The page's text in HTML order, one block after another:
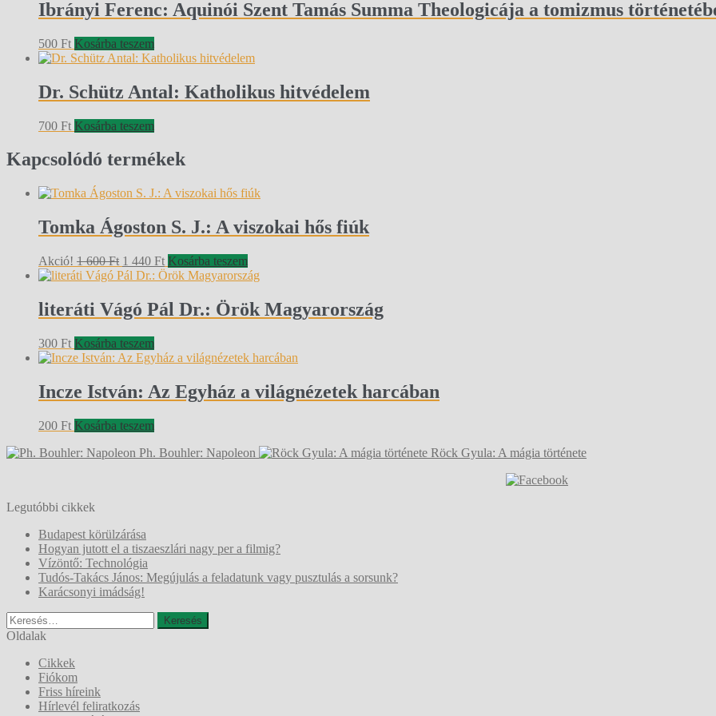
Ibrányi Ferenc: Aquinói Szent Tamás Summa Theologicája a tomizmus
500 Ft Kosárba teszem
Dr. Schütz Antal: Katholikus hitvédelem
700 Ft Kosárba teszem
Kapcsolódó termékek
Tomka Ágoston S. J.: A viszokai hős fiúk
Akció! 1 600Ft Original
price
600 Ft.
1 440 FtCurrent
price
1
440 Ft.
Kosárba teszem
literáti Vágó Pál Dr.: Örök Magyarország
300 Ft Kosárba teszem
Incze István: Az Egyház a világnézetek harcában
200 Ft Kosárba teszem
Ph. Bouhler: Napoleon
Röck Gyula: A mágia története
Legutóbbi cikkek
Budapest körülzárása
Hogyan jutott el a tiszaeszlári nagy per a filmig?
Vízöntő: Technológia
Tudós-Takács János: Megújulás a feladatunk vagy pusztulás a sorsunk?
Karácsonyi imádság!
Keresés:
Oldalak
Cikkek
Fiókom
Friss híreink
Hírlevél feliratkozás